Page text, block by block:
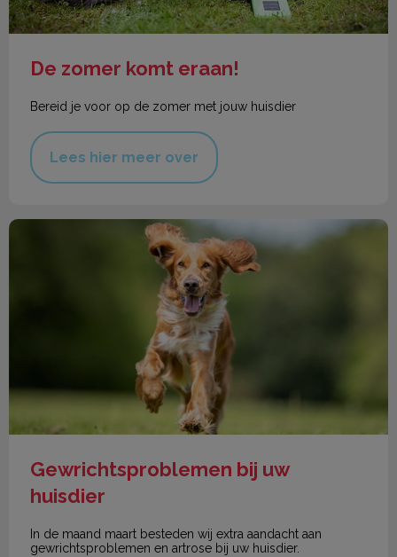
De zomer komt eraan!
Bereid je voor op de zomer met jouw huisdier
Lees hier meer over
Gewrichtsproblemen bij uw huisdier
Gewrichtsproblemen bij uw
huisdier
In de maand maart besteden wij extra aandacht aan
gewrichtsproblemen en artrose bij uw huisdier.